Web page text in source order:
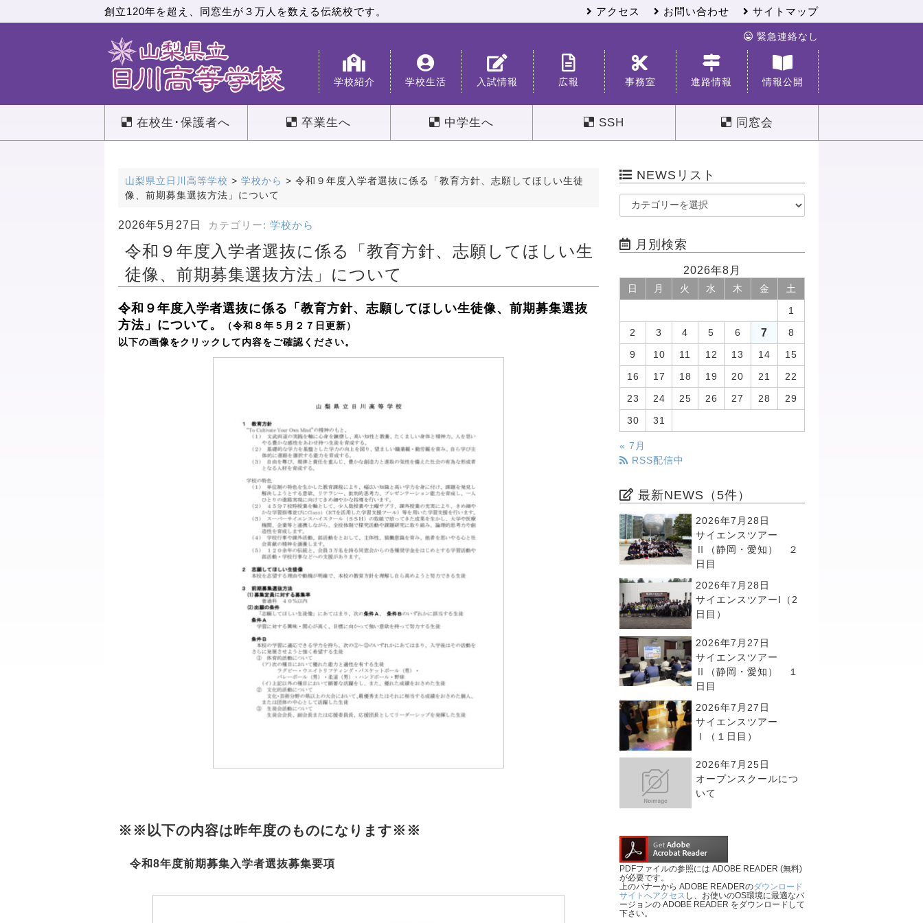
創立120年を超え、同窓生が３万人を数える伝統校です。 サイトマップ
お問い合わせ
アクセス
緊急連絡なし
学校紹介 学校生活 入試情報 広報 事務室 進路情報 情報公開
在校生･保護者へ 卒業生へ 中学生へ SSH 同窓会
山梨県立日川高等学校 > 学校から > 令和９年度入学者選抜に係る「教育方針、志願してほしい生徒
像、前期募集選抜方法」について
2026年5月27日 カテゴリー: 学校から
令和９年度入学者選抜に係る「教育方針、志願してほしい生
徒像、前期募集選抜方法」について
令和９年度入学者選抜に係る「教育方針、志願してほしい生徒像、前期募集選抜
方法」について。
（令和８年５月２７ 日更新）
以下の画像をクリックして内容をご確認ください。
※※以下の内容は昨年度のものになります※※
令和8年度前期募集入学者選抜募集要項
NEWSリスト
月別検索
2026年8月
日 月 火 水 木 金 土
1
2 3 4 5 6 7 8
9 10 11 12 13 14 15
16 17 18 19 20 21 22
23 24 25 26 27 28 29
30 31
« 7月
RSS配信中
最新NEWS（5件）
2026年7月28日
サイエンスツアー
Ⅱ（静岡・愛知） ２
日目
2026年7月28日
サイエンスツアーI（2
日目）
2026年7月27日
サイエンスツアー
Ⅱ（静岡・愛知） １
日目
2026年7月27日
サイエンスツアー
Ⅰ（１日目）
2026年7月25日
オープンスクールにつ
いて
PDFファイルの参照には ADOBE READER (無料)
が必要です。
上のバナーから ADOBE READERのダウンロード
サイトへアクセス し、お使いのOS環境に最適なバ
ージョンの ADOBE READER をダウンロードして
下さい。